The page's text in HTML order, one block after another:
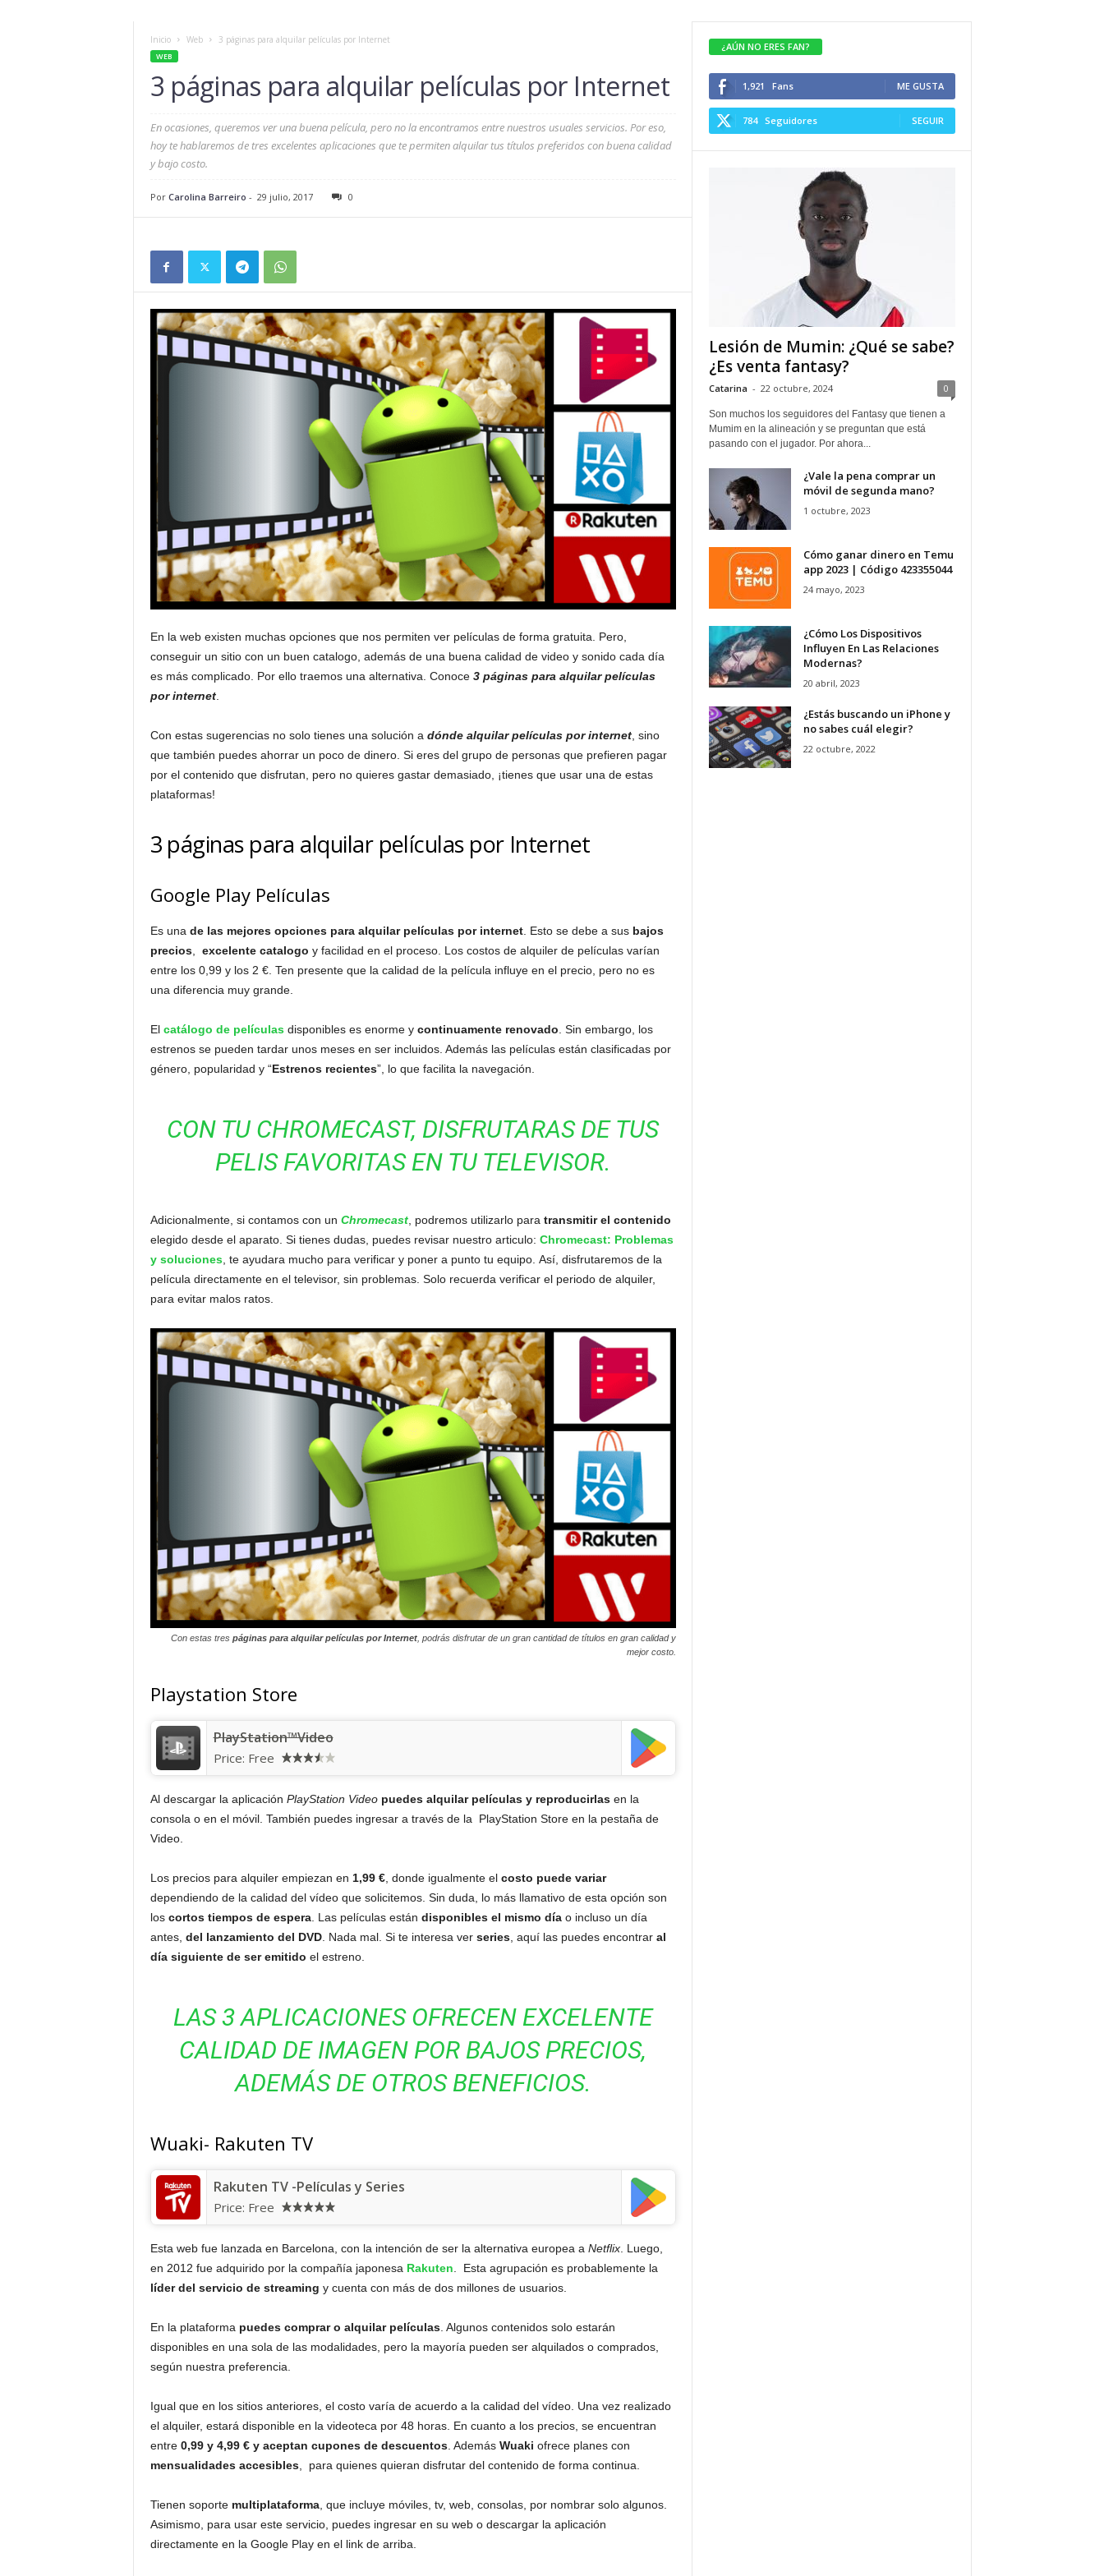
Inicio Web 3 páginas para alquilar películas por Internet
WEB
3 páginas para alquilar películas por Internet
En ocasiones, queremos ver una buena película, pero no la encontramos entre nuestros usuales servicios. Por eso,
hoy te hablaremos de tres excelentes aplicaciones que te permiten alquilar tus títulos preferidos con buena calidad
y bajo costo.
Por Carolina Barreiro - 29 julio, 2017 0
En la web existen muchas opciones que nos permiten ver películas de forma gratuita. Pero,
conseguir un sitio con un buen catalogo, además de una buena calidad de video y sonido cada día
es más complicado. Por ello traemos una alternativa. Conoce 3 páginas para alquilar películas
por internet.
Con estas sugerencias no solo tienes una solución a dónde alquilar películas por internet, sino
que también puedes ahorrar un poco de dinero. Si eres del grupo de personas que prefieren pagar
por el contenido que disfrutan, pero no quieres gastar demasiado, ¡tienes que usar una de estas
plataformas!
3 páginas para alquilar películas por Internet
Google Play Películas
Es una de las mejores opciones para alquilar películas por internet. Esto se debe a sus bajos
precios, excelente catalogo y facilidad en el proceso. Los costos de alquiler de películas varían
entre los 0,99 y los 2 €. Ten presente que la calidad de la película influye en el precio, pero no es
una diferencia muy grande.
El catálogo de películasdisponibles es enorme y continuamente renovado . Sin embargo, los
estrenos se pueden tardar unos meses en ser incluidos. Además las películas están clasificadas por
género, popularidad y “Estrenos recientes”, lo que facilita la navegación.
CON TU CHROMECAST, DISFRUTARAS DE TUS
PELIS FAVORITAS EN TU TELEVISOR.
Adicionalmente, si contamos con un Chromecast, podremos utilizarlo para transmitir el contenido
elegido desde el aparato. Si tienes dudas, puedes revisar nuestro articulo: Chromecast: Problemas
y soluciones, te ayudara mucho para verificar y poner a punto tu equipo. Así, disfrutaremos de la
película directamente en el televisor, sin problemas. Solo recuerda verificar el periodo de alquiler,
para evitar malos ratos.
Con estas tres páginas para alquilar películas por Internet, podrás disfrutar de un gran cantidad de títulos en gran calidad y
mejor costo.
Playstation Store
PlayStation™Video
Price: Free
Al descargar la aplicación PlayStation Video puedes alquilar películas y reproducirlasen la
consola o en el móvil. También puedes ingresar a través de la PlayStation Store en la pestaña de
Video.
Los precios para alquiler empiezan en 1,99 €, donde igualmente el costo puede variar
dependiendo de la calidad del vídeo que solicitemos. Sin duda, lo más llamativo de esta opción son
los cortos tiempos de espera. Las películas están disponibles el mismo día o incluso un día
antes, del lanzamiento del DVD. Nada mal. Si te interesa ver series, aquí las puedes encontrar al
día siguiente de ser emitido el estreno.
LAS 3 APLICACIONES OFRECEN EXCELENTE
CALIDAD DE IMAGEN POR BAJOS PRECIOS,
ADEMÁS DE OTROS BENEFICIOS.
Wuaki- Rakuten TV
Rakuten TV -Películas y Series
Price: Free
Esta web fue lanzada en Barcelona, con la intención de ser la alternativa europea a Netflix. Luego,
en 2012 fue adquirido por la compañía japonesa Rakuten. Esta agrupación es probablemente la
líder del servicio de streaming y cuenta con más de dos millones de usuarios.
En la plataforma puedes comprar o alquilar películas. Algunos contenidos solo estarán
disponibles en una sola de las modalidades, pero la mayoría pueden ser alquilados o comprados,
según nuestra preferencia.
Igual que en los sitios anteriores, el costo varía de acuerdo a la calidad del vídeo. Una vez realizado
el alquiler, estará disponible en la videoteca por 48 horas. En cuanto a los precios, se encuentran
entre0,99 y 4,99 € y aceptan cupones de descuentos. Además Wuaki ofrece planes con
mensualidades accesibles, para quienes quieran disfrutar del contenido de forma continua.
Tienen soporte multiplataforma, que incluye móviles, tv, web, consolas, por nombrar solo algunos.
Asimismo, para usar este servicio, puedes ingresar en su web o descargar la aplicación
directamente en la Google Play en el link de arriba.
¿AÚN NO ERES FAN?
1,921 Fans ME GUSTA
784 Seguidores SEGUIR
Lesión de Mumin: ¿Qué se sabe?
¿Es venta fantasy?
Catarina - 22 octubre, 2024 0
Son muchos los seguidores del Fantasy que tienen a
Mumim en la alineación y se preguntan que está
pasando con el jugador. Por ahora...
¿Vale la pena comprar un
móvil de segunda mano?
1 octubre, 2023
Cómo ganar dinero en Temu
app 2023 | Código 423355044
24 mayo, 2023
¿Cómo Los Dispositivos
Influyen En Las Relaciones
Modernas?
20 abril, 2023
¿Estás buscando un iPhone y
no sabes cuál elegir?
22 octubre, 2022